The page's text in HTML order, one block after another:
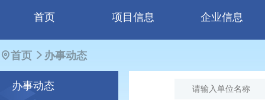
首页 项目信息 企业信息
首页 办事动态
办事动态